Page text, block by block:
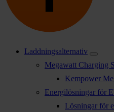
Laddningsalternativ
Megawatt Charging
Kempower
Energilösningar för
Lösningar för